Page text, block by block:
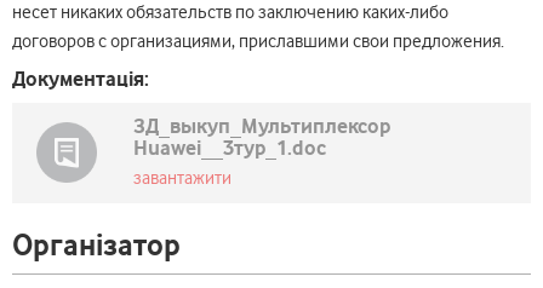
несет никаких обязательств по заключению каких-либо
договоров с организациями, приславшими свои предложения.
Документація:
ЗД_выкуп_Мультиплексор
Huawei__3тур_1.doc
завантажити
Організатор